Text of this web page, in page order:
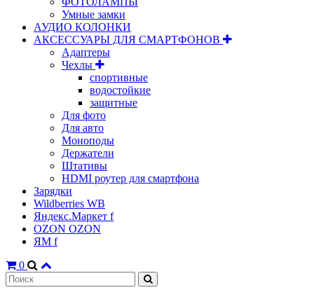
Умные замки
АУДИО КОЛОНКИ
АКСЕССУАРЫ ДЛЯ СМАРТФОНОВ
Адаптеры
Чехлы
спортивные
водостойкие
защитные
Для фото
Для авто
Моноподы
Держатели
Штативы
HDMI роутер для смартфона
Зарядки
Wildberries WB
Яндекс.Маркет f
OZON OZON
ЯМ f
0